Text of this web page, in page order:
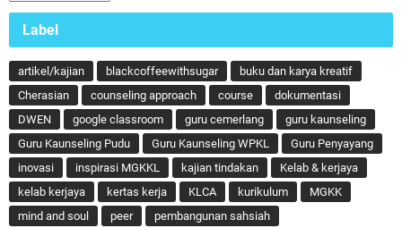
Label
artikel/kajian blackcoffeewithsugar
buku dan karya kreatif
Cherasian
counseling approach course
dokumentasi
DWEN
google classroom guru cemerlang
guru kaunseling
Guru Kaunseling Pudu
Guru Kaunseling WPKL
Guru Penyayang
inovasi
inspirasi MGKKL kajian tindakan
Kelab & kerjaya
kelab kerjaya
kertas kerja KLCA kurikulum
MGKK
mind and soul
peer
pembangunan sahsiah